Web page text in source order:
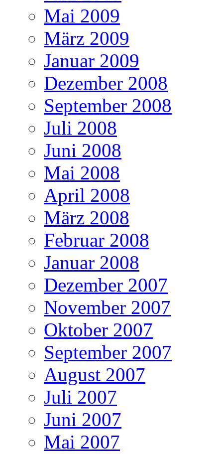
Mai 2009
März 2009
Januar 2009
Dezember 2008
September 2008
Juli 2008
Juni 2008
Mai 2008
April 2008
März 2008
Februar 2008
Januar 2008
Dezember 2007
November 2007
Oktober 2007
September 2007
August 2007
Juli 2007
Juni 2007
Mai 2007